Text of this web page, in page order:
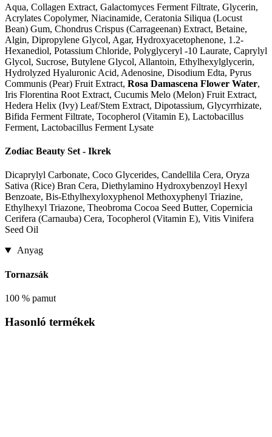
Aqua, Collagen Extract, Galactomyces Ferment Filtrate, Glycerin,
Acrylates Copolymer, Niacinamide, Ceratonia Siliqua (Locust
Bean) Gum, Chondrus Crispus (Carrageenan) Extract, Betaine,
Algin, Dipropylene Glycol, Agar, Hydroxyacetophenone, 1.2-
Hexanediol, Potassium Chloride, Polyglyceryl -10 Laurate, Caprylyl
Glycol, Sucrose, Butylene Glycol, Allantoin, Ethylhexylglycerin,
Hydrolyzed Hyaluronic Acid, Adenosine, Disodium Edta, Pyrus
Communis (Pear) Fruit Extract, Rosa Damascena Flower Water,
Iris Florentina Root Extract, Cucumis Melo (Melon) Fruit Extract,
Hedera Helix (Ivy) Leaf/Stem Extract, Dipotassium, Glycyrrhizate,
Bifida Ferment Filtrate, Tocopherol (Vitamin E), Lactobacillus
Ferment, Lactobacillus Ferment Lysate
Zodiac Beauty Set - Ikrek
Dicaprylyl Carbonate, Coco Glycerides, Candellila Cera, Oryza
Sativa (Rice) Bran Cera, Diethylamino Hydroxybenzoyl Hexyl
Benzoate, Bis-Ethylhexyloxyphenol Methoxyphenyl Triazine,
Ethylhexyl Triazone, Theobroma Cocoa Seed Butter, Copernicia
Cerifera (Carnauba) Cera, Tocopherol (Vitamin E), Vitis Vinifera
Seed Oil
Anyag
Tornazsák
100 % pamut
Hasonló termékek